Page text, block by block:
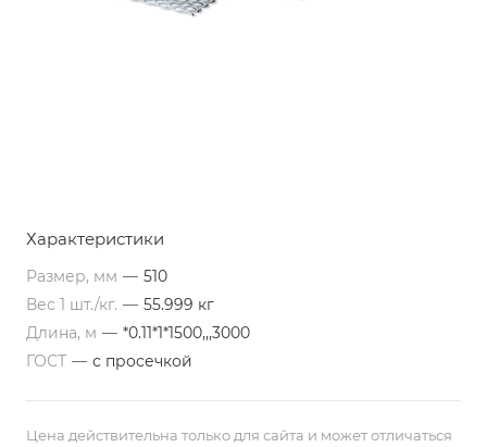
Характеристики
Размер, мм — 510
Вес 1 шт./кг. — 55.999 кг
Длина, м — *0.11*1*1500,,,3000
ГОСТ — с просечкой
Цена действительна только для сайта и может отличаться